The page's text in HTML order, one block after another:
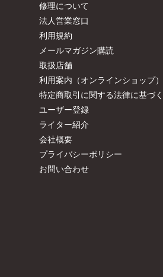
修理について
法人営業窓口
利用規約
メールマガジン購読
取扱店舗
利用案内（オンラインショップ）
特定商取引に関する法律に基づ
ユーザー登録
ライター紹介
会社概要
プライバシーポリシー
お問い合わせ